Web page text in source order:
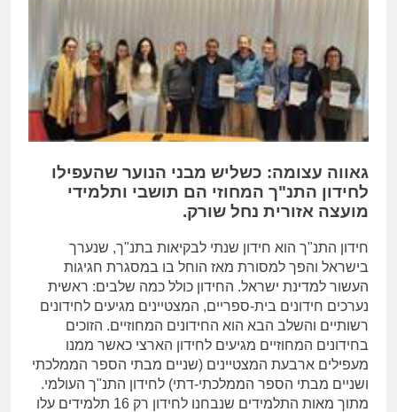
גאווה עצומה: כשליש מבני הנוער שהעפילו
לחידון התנ"ך המחוזי הם תושבי ותלמידי
מועצה אזורית נחל שורק.
חידון התנ"ך הוא חידון שנתי לבקיאות בתנ"ך, שנערך
בישראל והפך למסורת מאז הוחל בו במסגרת חגיגות
העשור למדינת ישראל. החידון כולל כמה שלבים: ראשית
נערכים חידונים בית-ספריים, המצטיינים מגיעים לחידונים
רשותיים והשלב הבא הוא החידונים המחוזיים. הזוכים
בחידונים המחוזיים מגיעים לחידון הארצי כאשר ממנו
מעפילים ארבעת המצטיינים (שניים מבתי הספר הממלכתי
ושניים מבתי הספר הממלכתי-דתי) לחידון התנ"ך העולמי.
מתוך מאות התלמידים שנבחנו לחידון רק 16 תלמידים עלו